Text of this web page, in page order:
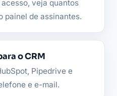
veja quantos
painel de assinantes.
o CRM
Pipedrive e
e e-mail.